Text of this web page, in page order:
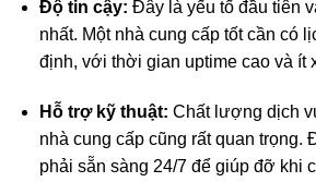
Độ tin cậy: Đây là yếu tố đầu tiên
nhất. Một nhà cung cấp tốt cần có
định, với thời gian uptime cao và ít
Hỗ trợ kỹ thuật: Chất lượng dịch
nhà cung cấp cũng rất quan trọng.
phải sẵn sàng 24/7 để giúp đỡ khi